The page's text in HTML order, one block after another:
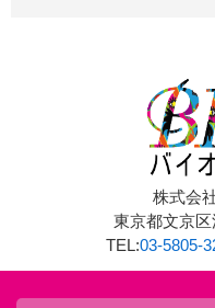
株式会
東京都文京
TEL:03-5805-